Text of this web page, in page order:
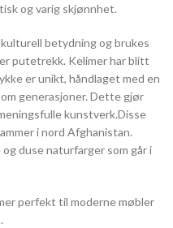
og varig skjønnhet.
betydning og brukes
putetrekk. Kelimer har blitt
er unikt, håndlaget med en
generasjoner. Dette gjør
kunstverk.Disse
i nord Afghanistan.
duse naturfarger som går i
perfekt til moderne møbler